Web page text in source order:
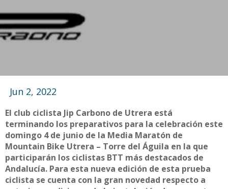
Jun 2, 2022
El club ciclista Jip Carbono de Utrera está
terminando los preparativos para la celebración este
domingo 4 de junio de la Media Maratón de
Mountain Bike Utrera – Torre del Águila en la que
participarán los ciclistas BTT más destacados de
Andalucía. Para esta nueva edición de esta prueba
ciclista se cuenta con la gran novedad respecto a